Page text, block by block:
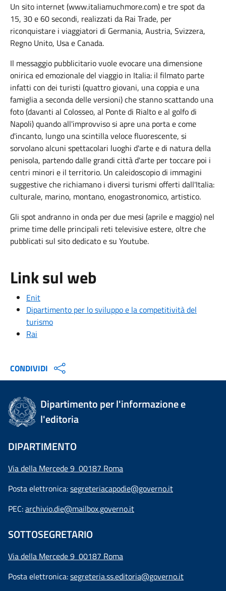
Un sito internet (www.italiamuchmore.com) e tre spot da
15, 30 e 60 secondi, realizzati da Rai Trade, per
riconquistare i viaggiatori di Germania, Austria, Svizzera,
Regno Unito, Usa e Canada.
Il messaggio pubblicitario vuole evocare una dimensione
onirica ed emozionale del viaggio in Italia: il filmato parte
infatti con dei turisti (quattro giovani, una coppia e una
famiglia a seconda delle versioni) che stanno scattando una
foto (davanti al Colosseo, al Ponte di Rialto e al golfo di
Napoli) quando all'improvviso si apre una porta e come
d'incanto, lungo una scintilla veloce fluorescente, si
sorvolano alcuni spettacolari luoghi d'arte e di natura della
penisola, partendo dalle grandi città d'arte per toccare poi i
centri minori e il territorio. Un caleidoscopio di immagini
suggestive che richiamano i diversi turismi offerti dall'Italia:
culturale, marino, montano, enogastronomico, artistico.
Gli spot andranno in onda per due mesi (aprile e maggio) nel
prime time delle principali reti televisive estere, oltre che
pubblicati sul sito dedicato e su Youtube.
Link sul web
Enit
Dipartimento per lo sviluppo e la competitività del
turismo
Rai
CONDIVIDI
Dipartimento per l'informazione e
l'editoria
DIPARTIMENTO
Via della Mercede 9 00187 Roma
Posta elettronica:segreteriacapodie@governo.it
PEC:archivio.die@mailbox.governo.it
SOTTOSEGRETARIO
Via della Mercede 9 00187 Roma
Posta elettronica:segreteria.ss.editoria@governo.it